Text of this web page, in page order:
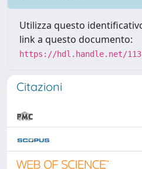
Utilizza questo
link a questo documento:
https://hdl.handle.net/
Citazioni